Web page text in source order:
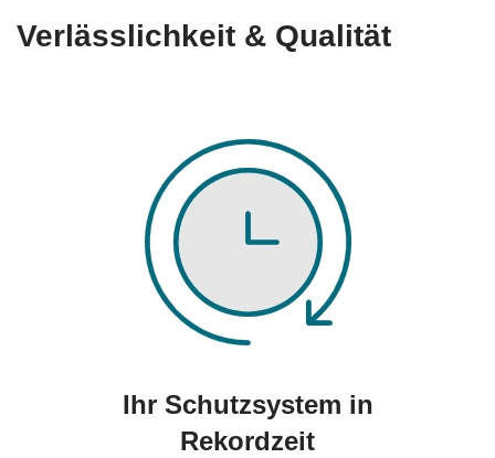
Verlässlichkeit & Qualität
Ihr Schutzsystem in
Rekordzeit